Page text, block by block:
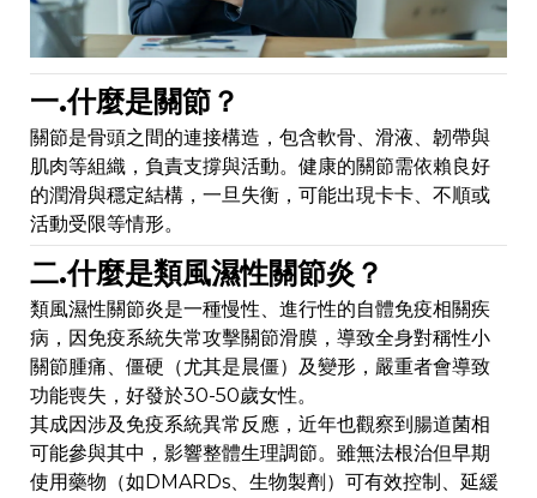
一.什麼是關節？
關節是骨頭之間的連接構造，包含軟骨、滑液、韌帶與
肌肉等組織，負責支撐與活動。健康的關節需依賴良好
的潤滑與穩定結構，一旦失衡，可能出現卡卡、不順或
活動受限等情形。
二.什麼是類風濕性關節炎？
類風濕性關節炎是一種慢性、進行性的自體免疫相關疾
病，因免疫系統失常攻擊關節滑膜，導致全身對稱性小
關節腫痛、僵硬（尤其是晨僵）及變形，嚴重者會導致
功能喪失，好發於30-50歲女性。
其成因涉及免疫系統異常反應，近年也觀察到腸道菌相
可能參與其中，影響整體生理調節。雖無法根治但早期
使用藥物（如DMARDs、生物製劑）可有效控制、延緩